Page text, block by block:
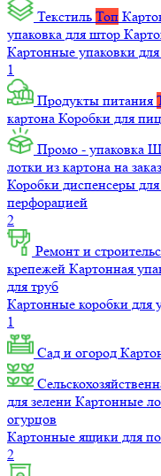
Текстиль Топ
упаковка для штор
Картонные упаковки
1
Продукты питания
картона Коробки для
Промо - упаковка
лотки из картона на заказ
Коробки диспенсеры для
перфорацией
2
Ремонт и
крепежей Картонная
для труб
Картонные коробки для
1
Сад и огород
для зелени Картонные
огурцов
Картонные ящики для
2